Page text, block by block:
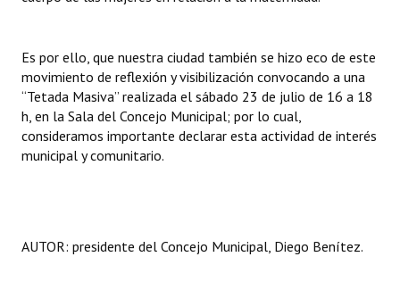
Es por ello, que nuestra ciudad también se hizo eco de este
movimiento de reflexión y visibilización convocando a una
“Tetada Masiva” realizada el sábado 23 de julio de 16 a 18
h, en la Sala del Concejo Municipal; por lo cual,
consideramos importante declarar esta actividad de interés
municipal y comunitario.
AUTOR: presidente del Concejo Municipal, Diego Benítez.